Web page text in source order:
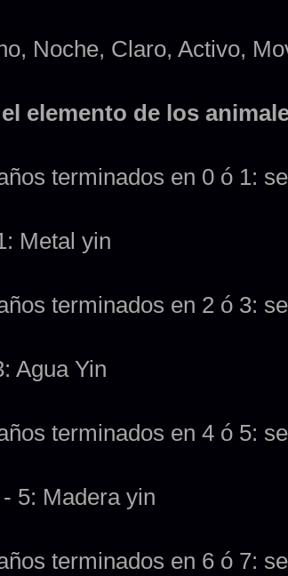
Noche, Claro, Activo,
elemento de los
terminados en 0 ó 1:
Metal yin
terminados en 2 ó 3:
Agua Yin
terminados en 4 ó 5:
5: Madera yin
terminados en 6 ó 7: